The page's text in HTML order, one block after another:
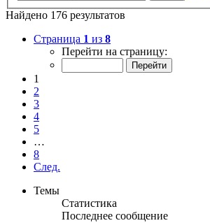
Найдено 176 результатов
Страница 1 из 8
Перейти на страницу:
1
2
3
4
5
…
8
След.
Темы
Статистика
Последнее сообщение